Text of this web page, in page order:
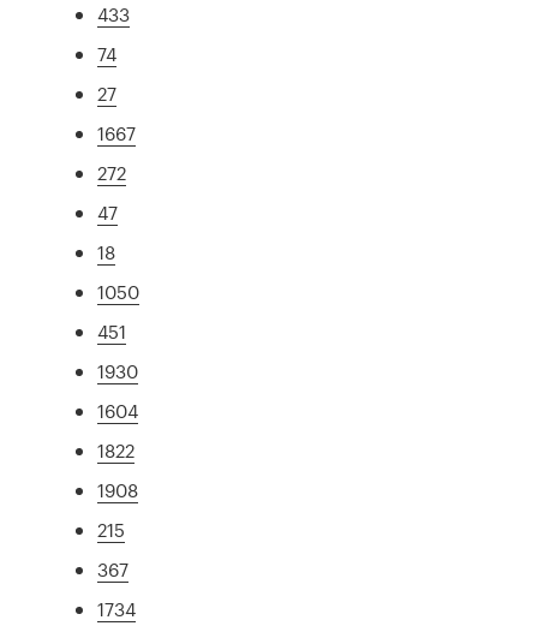
433
74
27
1667
272
47
18
1050
451
1930
1604
1822
1908
215
367
1734